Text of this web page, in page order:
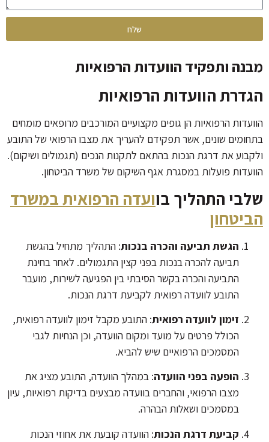
שלח
מבנה ותפקיד הוועדות הרפואיות
הגדרת הוועדות הרפואיות
הוועדות הרפואיות הן גופים מקצועיים המורכבים מרופאים מומחים
בתחומים שונים, אשר תפקידם להעריך את מצבו הרפואי של התובע
ולקבוע את דרגת הנכות בהתאם לתקנות הנכים (תגמולים ושיקום).
הוועדות פועלות במסגרת אגף השיקום של משרד הביטחון.
שלבי התהליך בוועדה הרפואית במשרד
הביטחון
הגשת תביעה והכרה בנכות: התהליך מתחיל בהגשת
תביעה להכרה בנכות בפני קצין התגמולים. לאחר בחינת
התביעה והכרה בקשר הסיבתי בין הפגיעה לשירות, מועבר
התובע לוועדה רפואית לקביעת דרגת הנכות.
זימון לוועדה רפואית: התובע מקבל זימון לוועדה רפואית,
הכולל פרטים על מועד ומקום הוועדה, וכן הנחיות לגבי
המסמכים הרפואיים שיש להביא.
הופעה בפני הוועדה: במהלך הוועדה, התובע מציג את
מצבו הרפואי, והחברים בוועדה מבצעים בדיקות רפואיות, עיון
במסמכים ושאלות הבהרה.
קביעת דרגת הנכות: הוועדה קובעת את אחוזי הנכות